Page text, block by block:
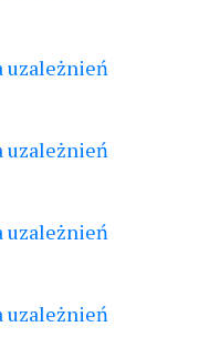
uzależnień
uzależnień
uzależnień
uzależnień